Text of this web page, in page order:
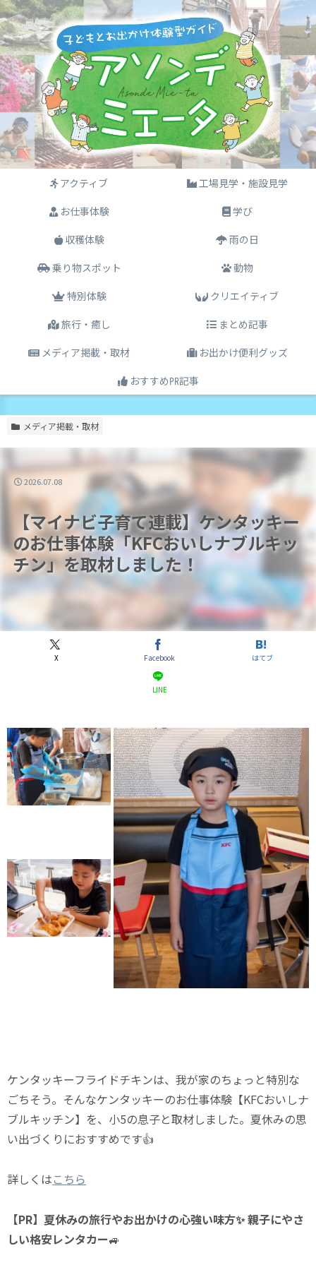
アクティブ
工場見学・施設見学
お仕事体験
学び
収穫体験
雨の日
乗り物スポット
動物
特別体験
クリエイティブ
旅行・癒し
まとめ記事
メディア掲載・取材
お出かけ便利グッズ
おすすめ㏚記事
メディア掲載・取材
【マイナビ子育て連載】ケンタッキー
のお仕事体験「KFCおいしナブルキッ
チン」を取材しました！
X Facebook はてブ
LINE
2026.07.08
ケンタッキーフライドチキンは、我が家のちょっと特別な
ごちそう。そんなケンタッキーのお仕事体験【KFCおいしナ
ブルキッチン】を、小5の息子と取材しました。夏休みの思
い出づくりにおすすめです👍
詳しくはこちら
【PR】夏休みの旅行やお出かけの心強い味方✨ 親子にやさ
しい格安レンタカー🚙